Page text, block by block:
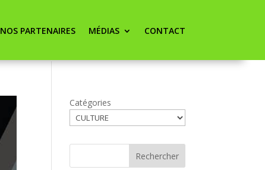
NOS PARTENAIRES MÉDIAS CONTACT
Catégories
Rechercher